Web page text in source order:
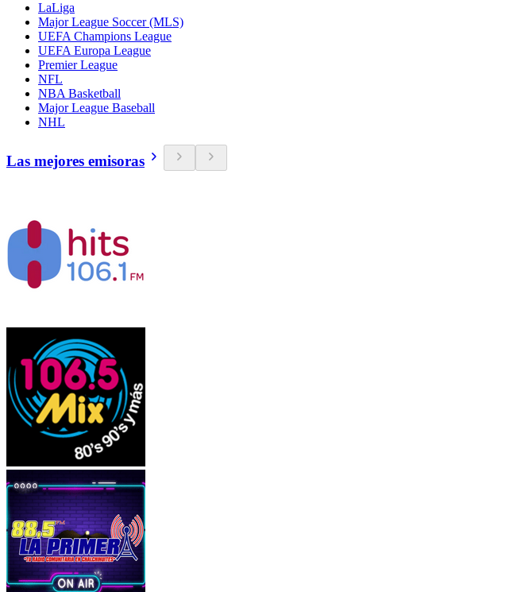
LaLiga
Major League Soccer (MLS)
UEFA Champions League
UEFA Europa League
Premier League
NFL
NBA Basketball
Major League Baseball
NHL
Las mejores emisoras